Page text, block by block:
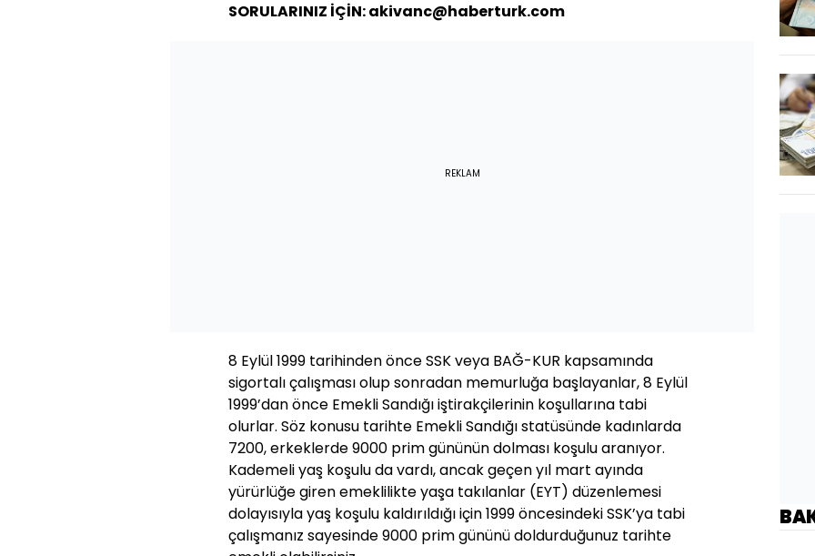
SORULARINIZ İÇİN: akivanc@haberturk.com
REKLAM
8 Eylül 1999 tarihinden önce SSK veya BAĞ-KUR kapsamında
sigortalı çalışması olup sonradan memurluğa başlayanlar, 8 Eylül
1999’dan önce Emekli Sandığı iştirakçilerinin koşullarına tabi
olurlar. Söz konusu tarihte Emekli Sandığı statüsünde kadınlarda
7200, erkeklerde 9000 prim gününün dolması koşulu aranıyor.
Kademeli yaş koşulu da vardı, ancak geçen yıl mart ayında
yürürlüğe giren emeklilikte yaşa takılanlar (EYT) düzenlemesi
dolayısıyla yaş koşulu kaldırıldığı için 1999 öncesindeki SSK’ya tabi
çalışmanız sayesinde 9000 prim gününü doldurduğunuz tarihte